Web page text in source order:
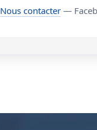
Nous contacter —